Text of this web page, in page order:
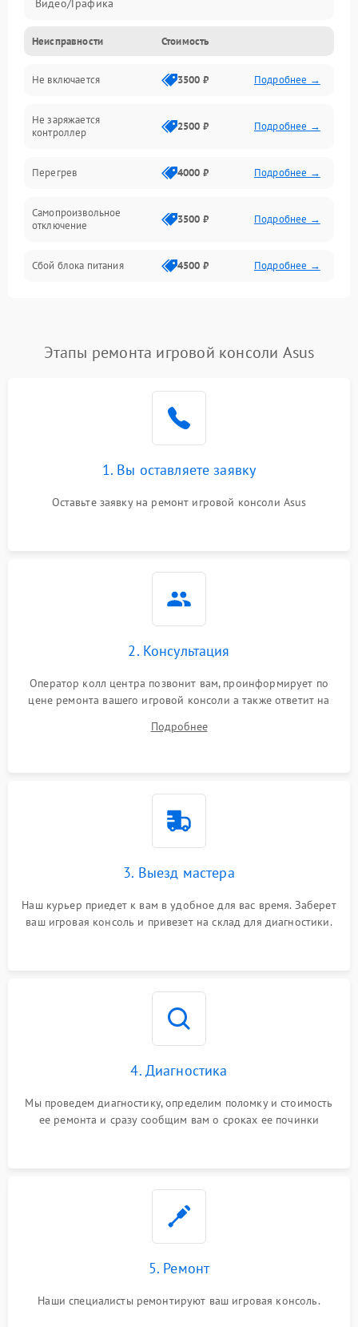
Видео/Графика
Неисправности Стоимость
Не включается 3500 ₽ Подробнее →
Не заряжается
контроллер
2500 ₽ Подробнее →
Перегрев 4000 ₽ Подробнее →
Самопроизвольное
отключение
3500 ₽ Подробнее →
Сбой блока питания 4500 ₽ Подробнее →
Этапы ремонта игровой консоли Asus
1. Вы оставляете заявку
Оставьте заявку на ремонт игровой консоли Asus
2. Консультация
Оператор колл центра позвонит вам, проинформирует по
цене ремонта вашего игровой консоли а также ответит на
Подробнее
3. Выезд мастера
Наш курьер приедет к вам в удобное для вас время. Заберет
ваш игровая консоль и привезет на склад для диагностики.
4. Диагностика
Мы проведем диагностику, определим поломку и стоимость
ее ремонта и сразу сообщим вам о сроках ее починки
5. Ремонт
Наши специалисты ремонтируют ваш игровая консоль.